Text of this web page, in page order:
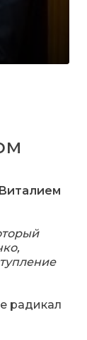
Виталием
радикал